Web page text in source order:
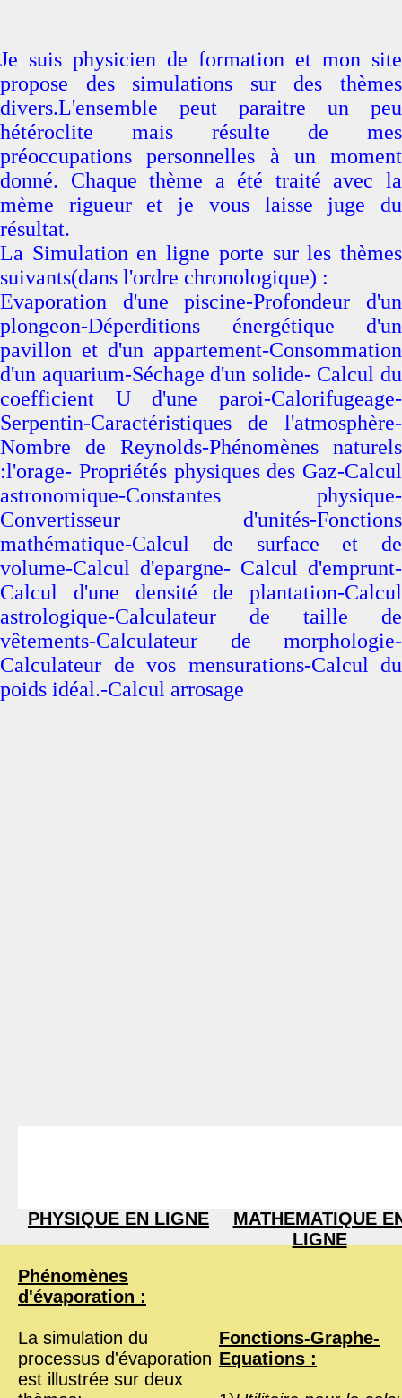
Je suis physicien de formation et mon site
propose des simulations sur des thèmes
divers.L'ensemble peut paraitre un peu
hétéroclite mais résulte de mes
préoccupations personnelles à un moment
donné. Chaque thème a été traité avec la
mème rigueur et je vous laisse juge du
résultat.
La Simulation en ligne porte sur les thèmes
suivants(dans l'ordre chronologique) :
Evaporation d'une piscine-Profondeur d'un
plongeon-Déperditions énergétique d'un
pavillon et d'un appartement-Consommation
d'un aquarium-Séchage d'un solide- Calcul du
coefficient U d'une paroi-Calorifugeage-
Serpentin-Caractéristiques de l'atmosphère-
Nombre de Reynolds-Phénomènes naturels
:l'orage- Propriétés physiques des Gaz-Calcul
astronomique-Constantes physique-
Convertisseur d'unités-Fonctions
mathématique-Calcul de surface et de
volume-Calcul d'epargne- Calcul d'emprunt-
Calcul d'une densité de plantation-Calcul
astrologique-Calculateur de taille de
vêtements-Calculateur de morphologie-
Calculateur de vos mensurations-Calcul du
poids idéal.-Calcul arrosage
PHYSIQUE EN LIGNE
Phénomènes
d'évaporation :
La simulation du
processus d'évaporation
est illustrée sur deux
MATHEMATIQUE
LIGNE
Fonctions-Graphe-
Equations :